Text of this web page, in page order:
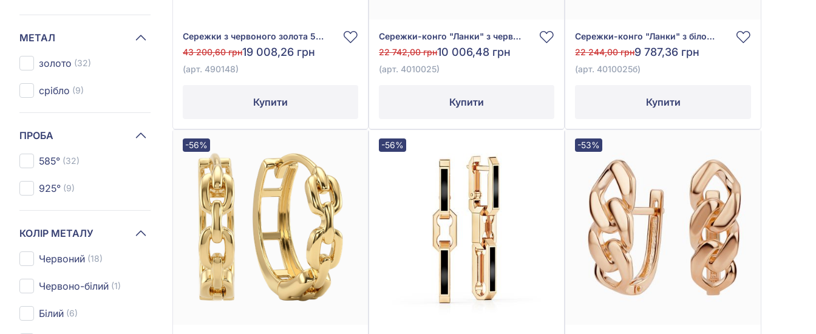
МЕТАЛ
золото (32)
срібло (9)
ПРОБА
585° (32)
925° (9)
КОЛІР МЕТАЛУ
Червоний (18)
Червоно-білий (1)
Білий (6)
Сережки з червоного золота 585° з фіанітом/куб.цирконієм, арт. 490148
43 200,60 грн19 008,26 грн
(арт. 490148)
Купити
Сережки-конго "Ланки" з червоного золота 585°, арт. 4010025
22 742,00 грн10 006,48 грн
(арт. 4010025)
Купити
Сережки-конго "Ланки" з білого золота 585°, без вставки, арт. 4010025б
22 244,00 грн9 787,36 грн
(арт. 4010025б)
Купити
-56% -56% -53%